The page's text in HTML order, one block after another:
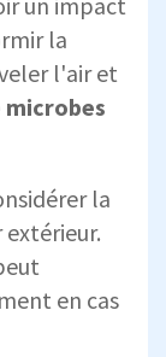
la
l'air et
la
en cas